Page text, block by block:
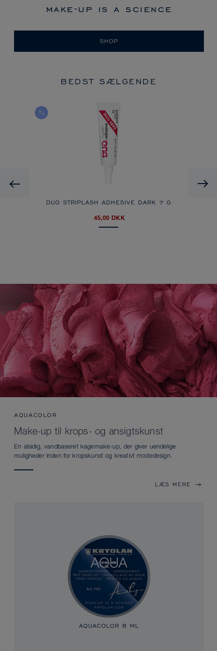
make-up is a science
SHOP
BEDST SÆLGENDE
DUO STRIPLASH ADHESIVE DARK 7 G
45,00 DKK
AQUACOLOR
Make-up til krops- og ansigtskunst
En alsidig, vandbaseret kagemake-up, der giver uendelige
muligheder inden for kropskunst og kreativt modedesign.
LÆS MERE
AQUACOLOR 8 ML